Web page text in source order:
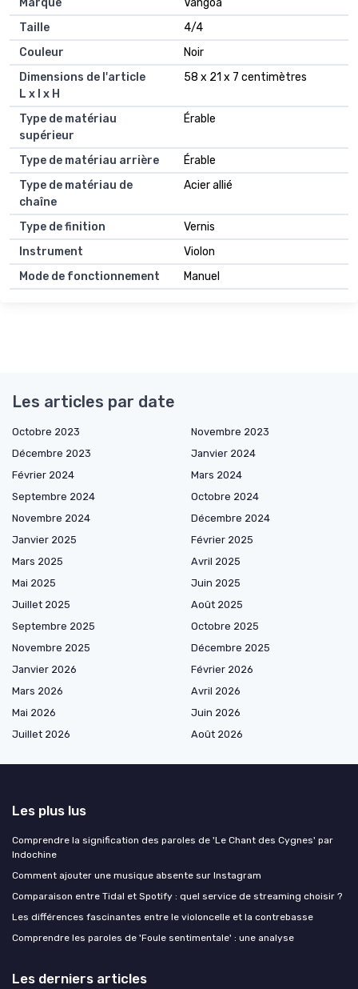
Taille
4/4
Couleur
Noir
Dimensions de l'article
L x l x H
58 x 21 x 7 centimètres
Type de matériau
supérieur
Érable
Type de matériau arrière
Érable
Type de matériau de
chaîne
Acier allié
Type de finition
Vernis
Instrument
Violon
Mode de fonctionnement
Manuel
Les articles par date
Octobre 2023
Novembre 2023
Décembre 2023
Janvier 2024
Février 2024
Mars 2024
Septembre 2024
Octobre 2024
Novembre 2024
Décembre 2024
Janvier 2025
Février 2025
Mars 2025
Avril 2025
Mai 2025
Juin 2025
Juillet 2025
Août 2025
Septembre 2025
Octobre 2025
Novembre 2025
Décembre 2025
Janvier 2026
Février 2026
Mars 2026
Avril 2026
Mai 2026
Juin 2026
Juillet 2026
Août 2026
Les plus lus
Comprendre la signification des paroles de 'Le Chant des Cygnes' par
Indochine
Comment ajouter une musique absente sur Instagram
Comparaison entre Tidal et Spotify : quel service de streaming choisir ?
Les différences fascinantes entre le violoncelle et la contrebasse
Comprendre les paroles de 'Foule sentimentale' : une analyse
Les derniers articles